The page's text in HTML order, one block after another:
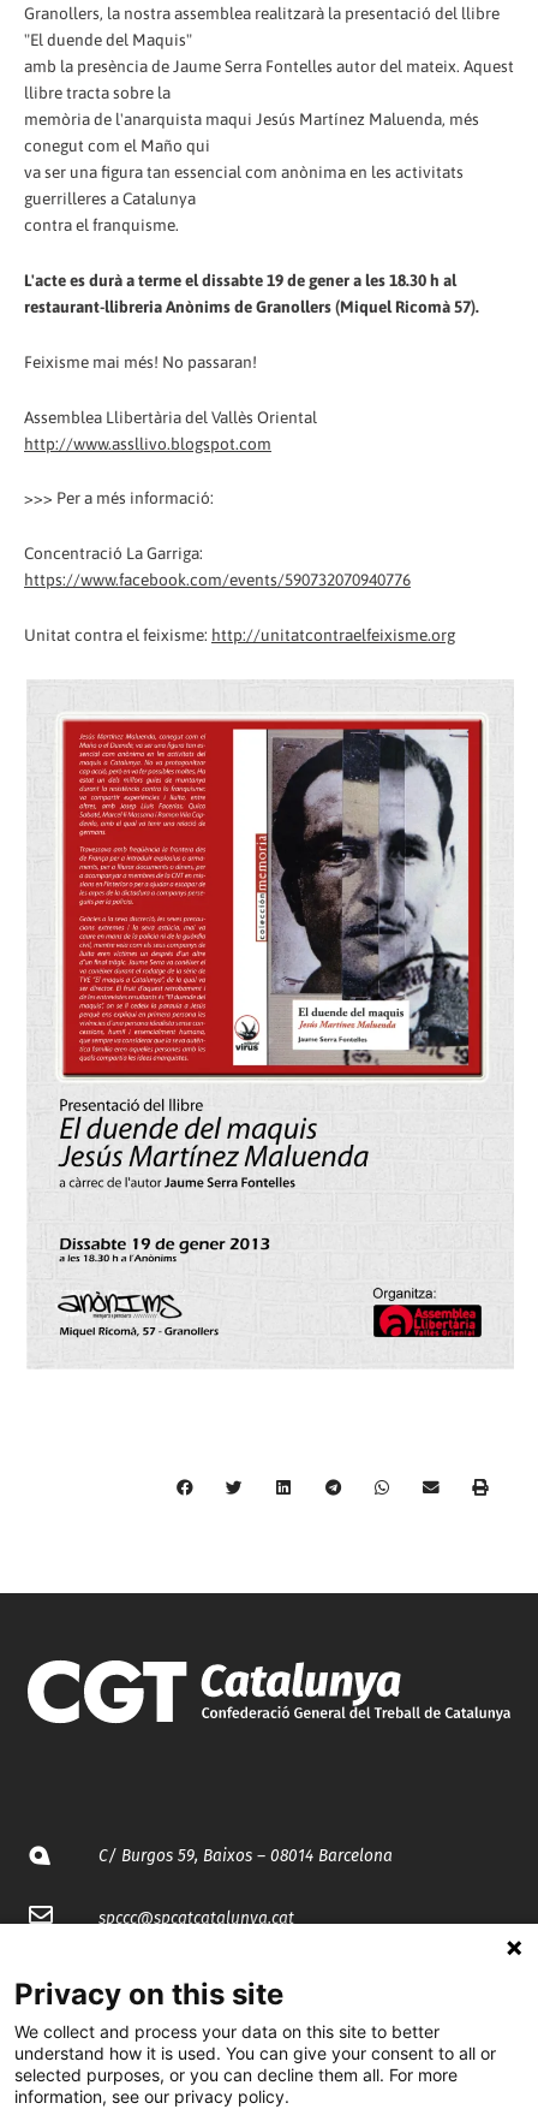
Granollers, la nostra assemblea realitzarà la presentació del llibre
"El duende del Maquis"
amb la presència de Jaume Serra Fontelles autor del mateix. Aquest
llibre tracta sobre la
memòria de l'anarquista maqui Jesús Martínez Maluenda, més
conegut com el Maño qui
va ser una figura tan essencial com anònima en les activitats
guerrilleres a Catalunya
contra el franquisme.
L'acte es durà a terme el dissabte 19 de gener a les 18.30 h al
restaurant-llibreria Anònims de Granollers (Miquel Ricomà 57).
Feixisme mai més! No passaran!
Assemblea Llibertària del Vallès Oriental
http://www.assllivo.blogspot.com
>>> Per a més informació:
Concentració La Garriga:
https://www.facebook.com/events/590732070940776
Unitat contra el feixisme: http://unitatcontraelfeixisme.org
C/ Burgos 59, Baixos – 08014 Barcelona
spccc@spcgtcatalunya.cat
@CGTCatalunya
cgtcatalunya
Privacy on this site
We collect and process your data on this site to better
understand how it is used. You can give your consent to all or
selected purposes, or you can decline them all. For more
information, see our privacy policy.